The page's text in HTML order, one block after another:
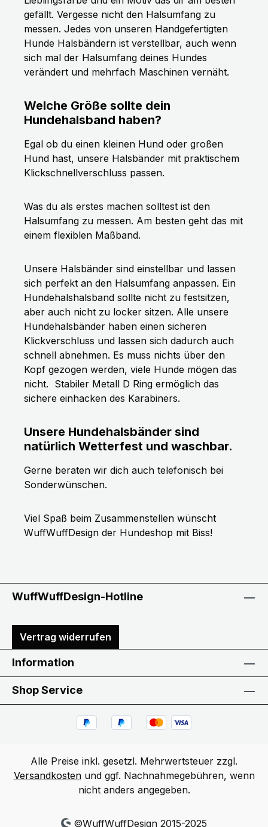
gefällt. Vergesse nicht den Halsumfang zu
messen. Jedes von unseren Handgefertigten
Hunde Halsbändern ist verstellbar, auch wenn
sich mal der Halsumfang deines Hundes
verändert und mehrfach Maschinen vernäht.
Welche Größe sollte dein
Hundehalsband haben?
Egal ob du einen kleinen Hund oder großen
Hund hast, unsere Halsbänder mit praktischem
Klickschnellverschluss passen.
Was du als erstes machen solltest ist den
Halsumfang zu messen. Am besten geht das mit
einem flexiblen Maßband.
Unsere Halsbänder sind einstellbar und lassen
sich perfekt an den Halsumfang anpassen. Ein
Hundehalshalsband sollte nicht zu festsitzen,
aber auch nicht zu locker sitzen. Alle unsere
Hundehalsbänder haben einen sicheren
Klickverschluss und lassen sich dadurch auch
schnell abnehmen. Es muss nichts über den
Kopf gezogen werden, viele Hunde mögen das
nicht. Stabiler Metall D Ring ermöglich das
sichere einhacken des Karabiners.
Unsere Hundehalsbänder sind
natürlich Wetterfest und waschbar.
Gerne beraten wir dich auch telefonisch bei
Sonderwünschen.
Viel Spaß beim Zusammenstellen wünscht
WuffWuffDesign der Hundeshop mit Biss!
WuffWuffDesign-Hotline
Vertrag widerrufen
Information
Shop Service
Alle Preise inkl. gesetzl. Mehrwertsteuer zzgl.
Versandkostenund ggf. Nachnahmegebühren, wenn
nicht anders angegeben.
©WuffWuffDesign 2015-2025